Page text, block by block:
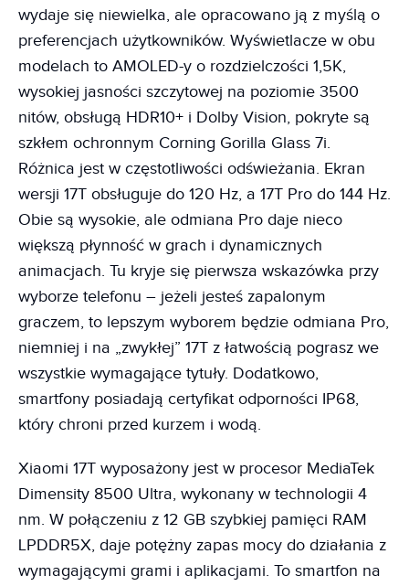
wydaje się niewielka, ale opracowano ją z myślą o
preferencjach użytkowników. Wyświetlacze w obu
modelach to AMOLED-y o rozdzielczości 1,5K,
wysokiej jasności szczytowej na poziomie 3500
nitów, obsługą HDR10+ i Dolby Vision, pokryte są
szkłem ochronnym Corning Gorilla Glass 7i.
Różnica jest w częstotliwości odświeżania. Ekran
wersji 17T obsługuje do 120 Hz, a 17T Pro do 144 Hz.
Obie są wysokie, ale odmiana Pro daje nieco
większą płynność w grach i dynamicznych
animacjach. Tu kryje się pierwsza wskazówka przy
wyborze telefonu – jeżeli jesteś zapalonym
graczem, to lepszym wyborem będzie odmiana Pro,
niemniej i na „zwykłej” 17T z łatwością pograsz we
wszystkie wymagające tytuły. Dodatkowo,
smartfony posiadają certyfikat odporności IP68,
który chroni przed kurzem i wodą.
Xiaomi 17T wyposażony jest w procesor MediaTek
Dimensity 8500 Ultra, wykonany w technologii 4
nm. W połączeniu z 12 GB szybkiej pamięci RAM
LPDDR5X, daje potężny zapas mocy do działania z
wymagającymi grami i aplikacjami. To smartfon na